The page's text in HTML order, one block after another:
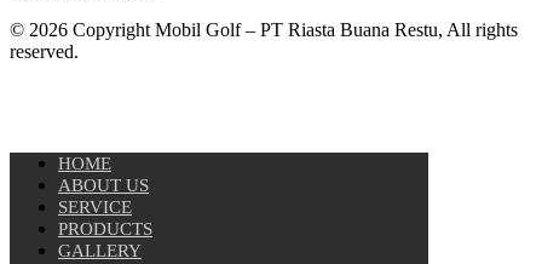
© 2026 Copyright Mobil Golf – PT Riasta Buana Restu, All rights
reserved.
HOME
ABOUT US
SERVICE
PRODUCTS
GALLERY